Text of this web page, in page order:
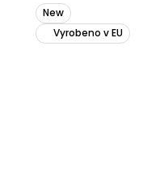
New
Vyrobeno v EU